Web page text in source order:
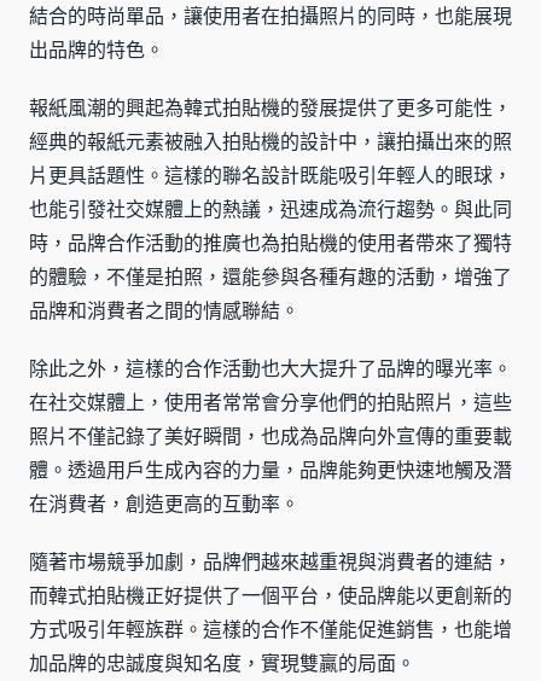
結合的時尚單品，讓使用者在拍攝照片的同時，也能展現
出品牌的特色。
報紙風潮的興起為韓式拍貼機的發展提供了更多可能性，
經典的報紙元素被融入拍貼機的設計中，讓拍攝出來的照
片更具話題性。這樣的聯名設計既能吸引年輕人的眼球，
也能引發社交媒體上的熱議，迅速成為流行趨勢。與此同
時，品牌合作活動的推廣也為拍貼機的使用者帶來了獨特
的體驗，不僅是拍照，還能參與各種有趣的活動，增強了
品牌和消費者之間的情感聯結。
除此之外，這樣的合作活動也大大提升了品牌的曝光率。
在社交媒體上，使用者常常會分享他們的拍貼照片，這些
照片不僅記錄了美好瞬間，也成為品牌向外宣傳的重要載
體。透過用戶生成內容的力量，品牌能夠更快速地觸及潛
在消費者，創造更高的互動率。
隨著市場競爭加劇，品牌們越來越重視與消費者的連結，
而韓式拍貼機正好提供了一個平台，使品牌能以更創新的
方式吸引年輕族群。這樣的合作不僅能促進銷售，也能增
加品牌的忠誠度與知名度，實現雙贏的局面。